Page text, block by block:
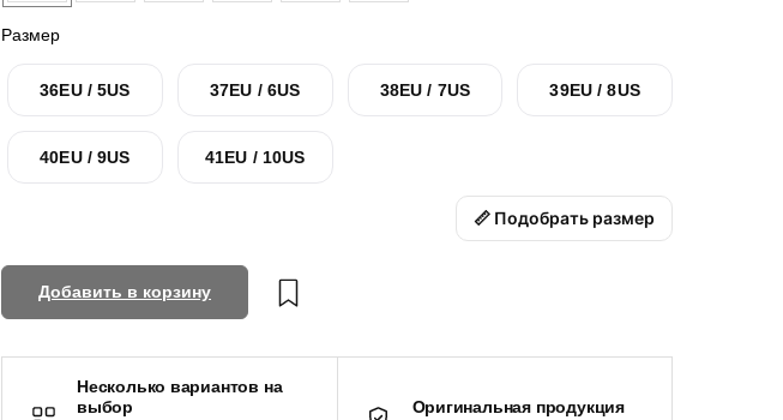
Размер
36EU / 5US 37EU / 6US 38EU / 7US 39EU / 8US
40EU / 9US 41EU / 10US
📏 Подобрать размер
Добавить в корзину
Несколько вариантов на
выбор
Оригинальная продукция